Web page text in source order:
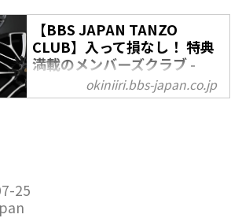
【BBS JAPAN TANZO
CLUB】入って損なし！ 特典
満載のメンバーズクラブ -
OKINIIRIokiniiri.bbs-japan.co.jp
25